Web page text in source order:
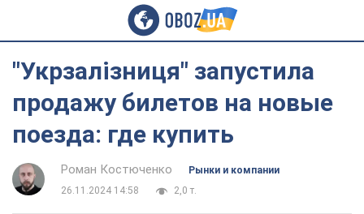
"Укрзалізниця" запустила
продажу билетов на новые
поезда: где купить
Роман Костюченко
Рынки и компании
26.11.2024 14:58
2,0 т.